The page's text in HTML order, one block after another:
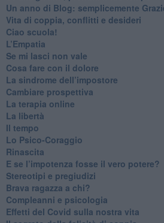
​Un anno di Blog: semplicemente
​Vita di coppia, conflitti e desideri
​Ciao scuola!
​L’Empatia
​Se mi lasci non vale
Cosa fare con il dolore
​La sindrome dell’impostore
​Cambiare prospettiva
La terapia online
La libertà
​Il tempo
​Lo Psico-Coraggio
Rinascita
​E se l’impotenza fosse il vero potere?
Stereotipi e pregiudizi
​Brava ragazza a chi?
​Compleanni e psicologia
Effetti del Covid sulla nostra vita